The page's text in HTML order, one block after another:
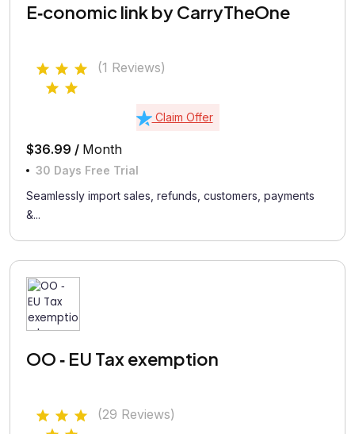
E‑conomic link by CarryTheOne
(1 Reviews)
Claim Offer
$36.99 / Month
30 Days Free Trial
Seamlessly import sales, refunds, customers, payments
&...
OO ‑ EU Tax exemption
(29 Reviews)